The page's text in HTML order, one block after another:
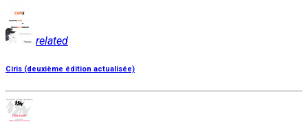
related
Ciris (deuxième édition actualisée)